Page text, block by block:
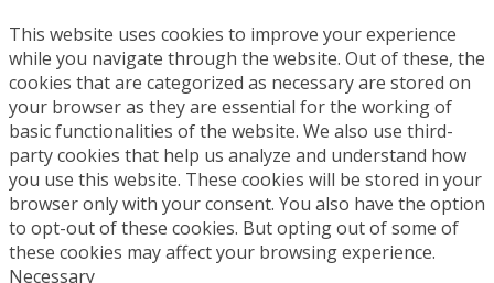
This website uses cookies to improve your experience
while you navigate through the website. Out of these, the
cookies that are categorized as necessary are stored on
your browser as they are essential for the working of
basic functionalities of the website. We also use third-
party cookies that help us analyze and understand how
you use this website. These cookies will be stored in your
browser only with your consent. You also have the option
to opt-out of these cookies. But opting out of some of
these cookies may affect your browsing experience.
Necessary